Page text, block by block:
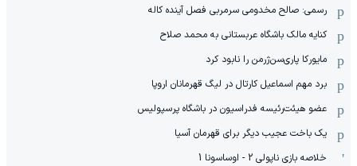
رسمی: صالح مخدومی سرمربی فصل آینده کاله
کنایه مالک باشگاه عربستانی به محمد صلاح
مایورکا پاری‌سن‌ژرمن را نابود کرد
برد مهم اسماعیل کارتال در لیگ قهرمانان اروپا
عضو هیئت‌رئیسه فدراسیون در باشگاه پرسپولیس
یک باخت عجیب دیگر برای قهرمان آسیا
خلاصه بازی ناپولی 2 - اوساسونا 1